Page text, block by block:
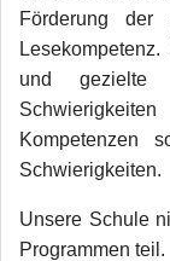
Förderung der
und gezielte
Kompetenzen
Schwierigkeiten.
Unsere Schule
Programmen teil .